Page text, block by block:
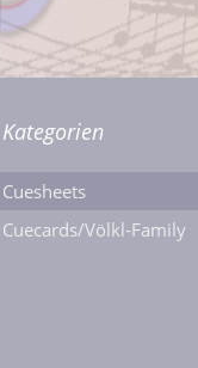
Kategorien
Cuesheets
Cuecards/Völkl-Family